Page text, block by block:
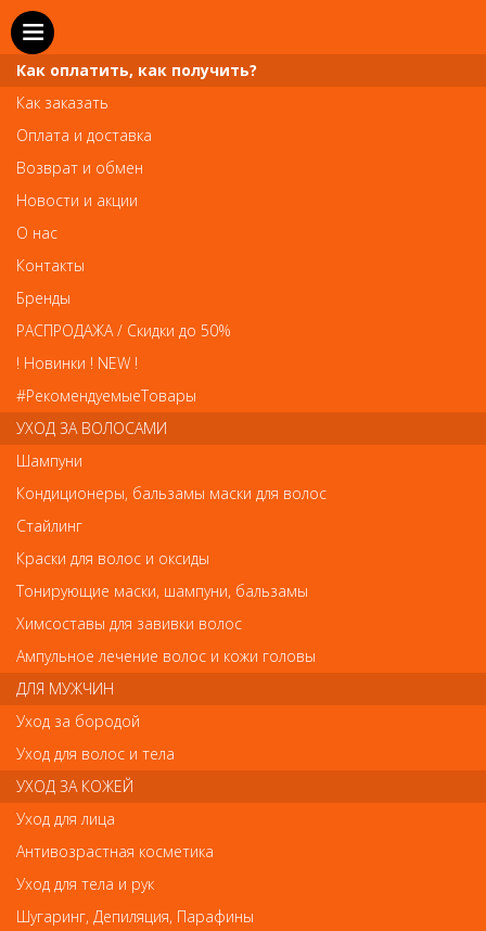
SEO
Кисть для дизайна №8 Shading Synthetic ANF
Кисть для дизайна №8 Shading Synthetic ANF
Арт.0174
120 90
Нет в наличии
В закладки
Как оплатить, как получить?
Как заказать
Оплата и доставка
Возврат и обмен
Новости и акции
О нас
Контакты
Бренды
РАСПРОДАЖА / Скидки до 50%
! Новинки ! NEW !
#РекомендуемыеТовары
УХОД ЗА ВОЛОСАМИ
Шампуни
Кондиционеры, бальзамы маски для волос
Стайлинг
Краски для волос и оксиды
Тонирующие маски, шампуни, бальзамы
Химсоставы для завивки волос
Ампульное лечение волос и кожи головы
ДЛЯ МУЖЧИН
Уход за бородой
Уход для волос и тела
УХОД ЗА КОЖЕЙ
Уход для лица
Антивозрастная косметика
Уход для тела и рук
Шугаринг, Депиляция, Парафины